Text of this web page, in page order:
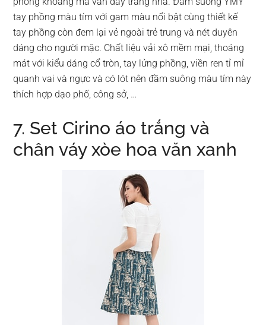
tay phồng màu tím với gam màu nổi bật cùng thiết kế
tay phồng còn đem lại vẻ ngoài trẻ trung và nét duyên
dáng cho người mặc. Chất liệu vải xô mềm mại, thoáng
mát với kiểu dáng cổ tròn, tay lửng phồng, viền ren tỉ mỉ
quanh vai và ngực và có lót nên đầm suông màu tím này
thích hợp dạo phố, công sở, …
7. Set Cirino áo trắng và
chân váy xòe hoa văn xanh